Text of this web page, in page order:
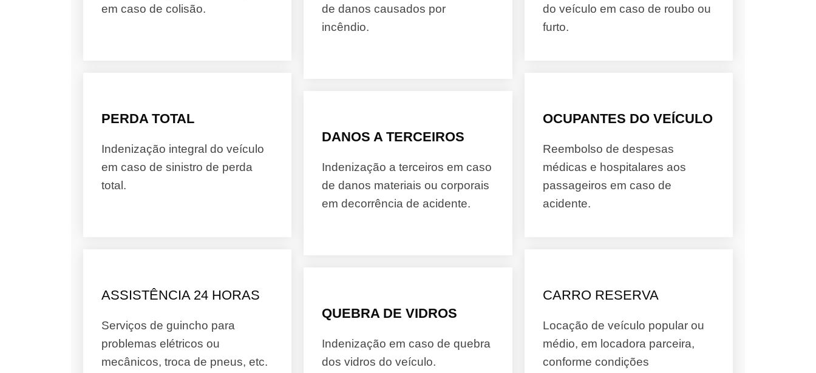
em caso de colisão.
PERDA TOTAL
Indenização integral do veículo
em caso de sinistro de perda
total.
ASSISTÊNCIA 24 HORAS
Serviços de guincho para
problemas elétricos ou
mecânicos, troca de pneus, etc.
de danos causados por
incêndio.
DANOS A TERCEIROS
Indenização a terceiros em caso
de danos materiais ou corporais
em decorrência de acidente.
QUEBRA DE VIDROS
Indenização em caso de quebra
dos vidros do veículo.
do veículo em caso de roubo ou
furto.
OCUPANTES DO VEÍCULO
Reembolso de despesas
médicas e hospitalares aos
passageiros em caso de
acidente.
CARRO RESERVA
Locação de veículo popular ou
médio, em locadora parceira,
conforme condições